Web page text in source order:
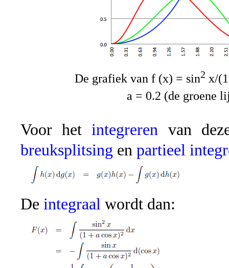
De grafiek van f (x) = sin2 x/
a = 0.2 (de groene
Voor het integreren van
breuksplitsing en partieel
De integraal wordt dan: